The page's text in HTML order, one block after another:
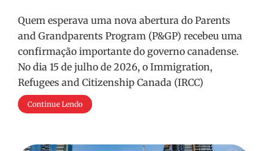
Quem esperava uma nova abertura do Parents
and Grandparents Program (P&GP) recebeu uma
confirmação importante do governo canadense.
No dia 15 de julho de 2026, o Immigration,
Refugees and Citizenship Canada (IRCC)
Continue Lendo